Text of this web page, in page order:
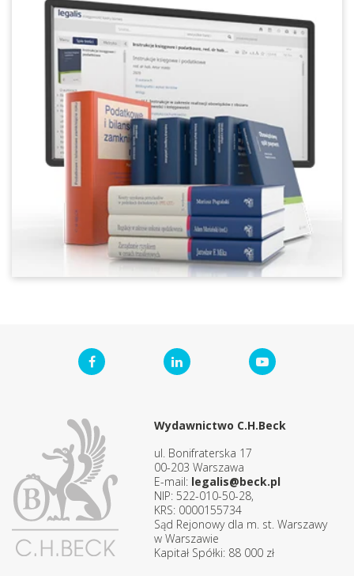
Wydawnictwo C.H.Beck
ul. Bonifraterska 17
00-203 Warszawa
E-mail: legalis@beck.pl
NIP: 522-010-50-28,
KRS: 0000155734
Sąd Rejonowy dla m. st. Warszawy
w Warszawie
Kapitał Spółki: 88 000 zł